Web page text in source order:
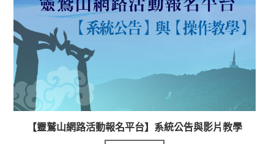
【靈鷲山網路活動報名平台】系統公告與影片教學